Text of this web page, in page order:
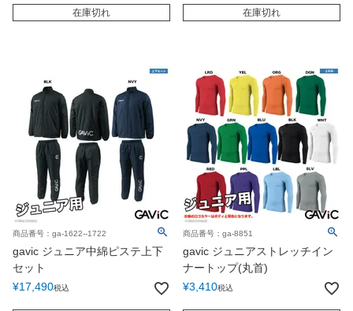
在庫切れ 在庫切れ
商品番号：ga-1622--1722
gavic ジュニア中綿ピステ上下
セット
¥17,490税込
商品番号：ga-8851
gavic ジュニアストレッチイン
ナートップ(丸首)
¥3,410税込